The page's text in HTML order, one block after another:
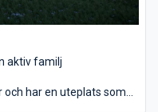
aktiv familj
och har en uteplats som